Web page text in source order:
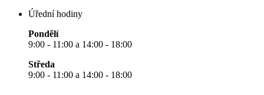
Úřední hodiny
Pondělí
9:00 - 11:00 a 14:00 - 18:00
Středa
9:00 - 11:00 a 14:00 - 18:00